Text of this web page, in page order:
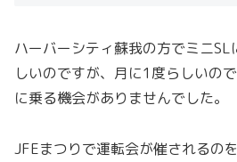
ハーバーシティ蘇我の方でミニSL
しいのですが、月に1度らしいの
に乗る機会がありませんでした。
JFEまつりで運転会が催されるの